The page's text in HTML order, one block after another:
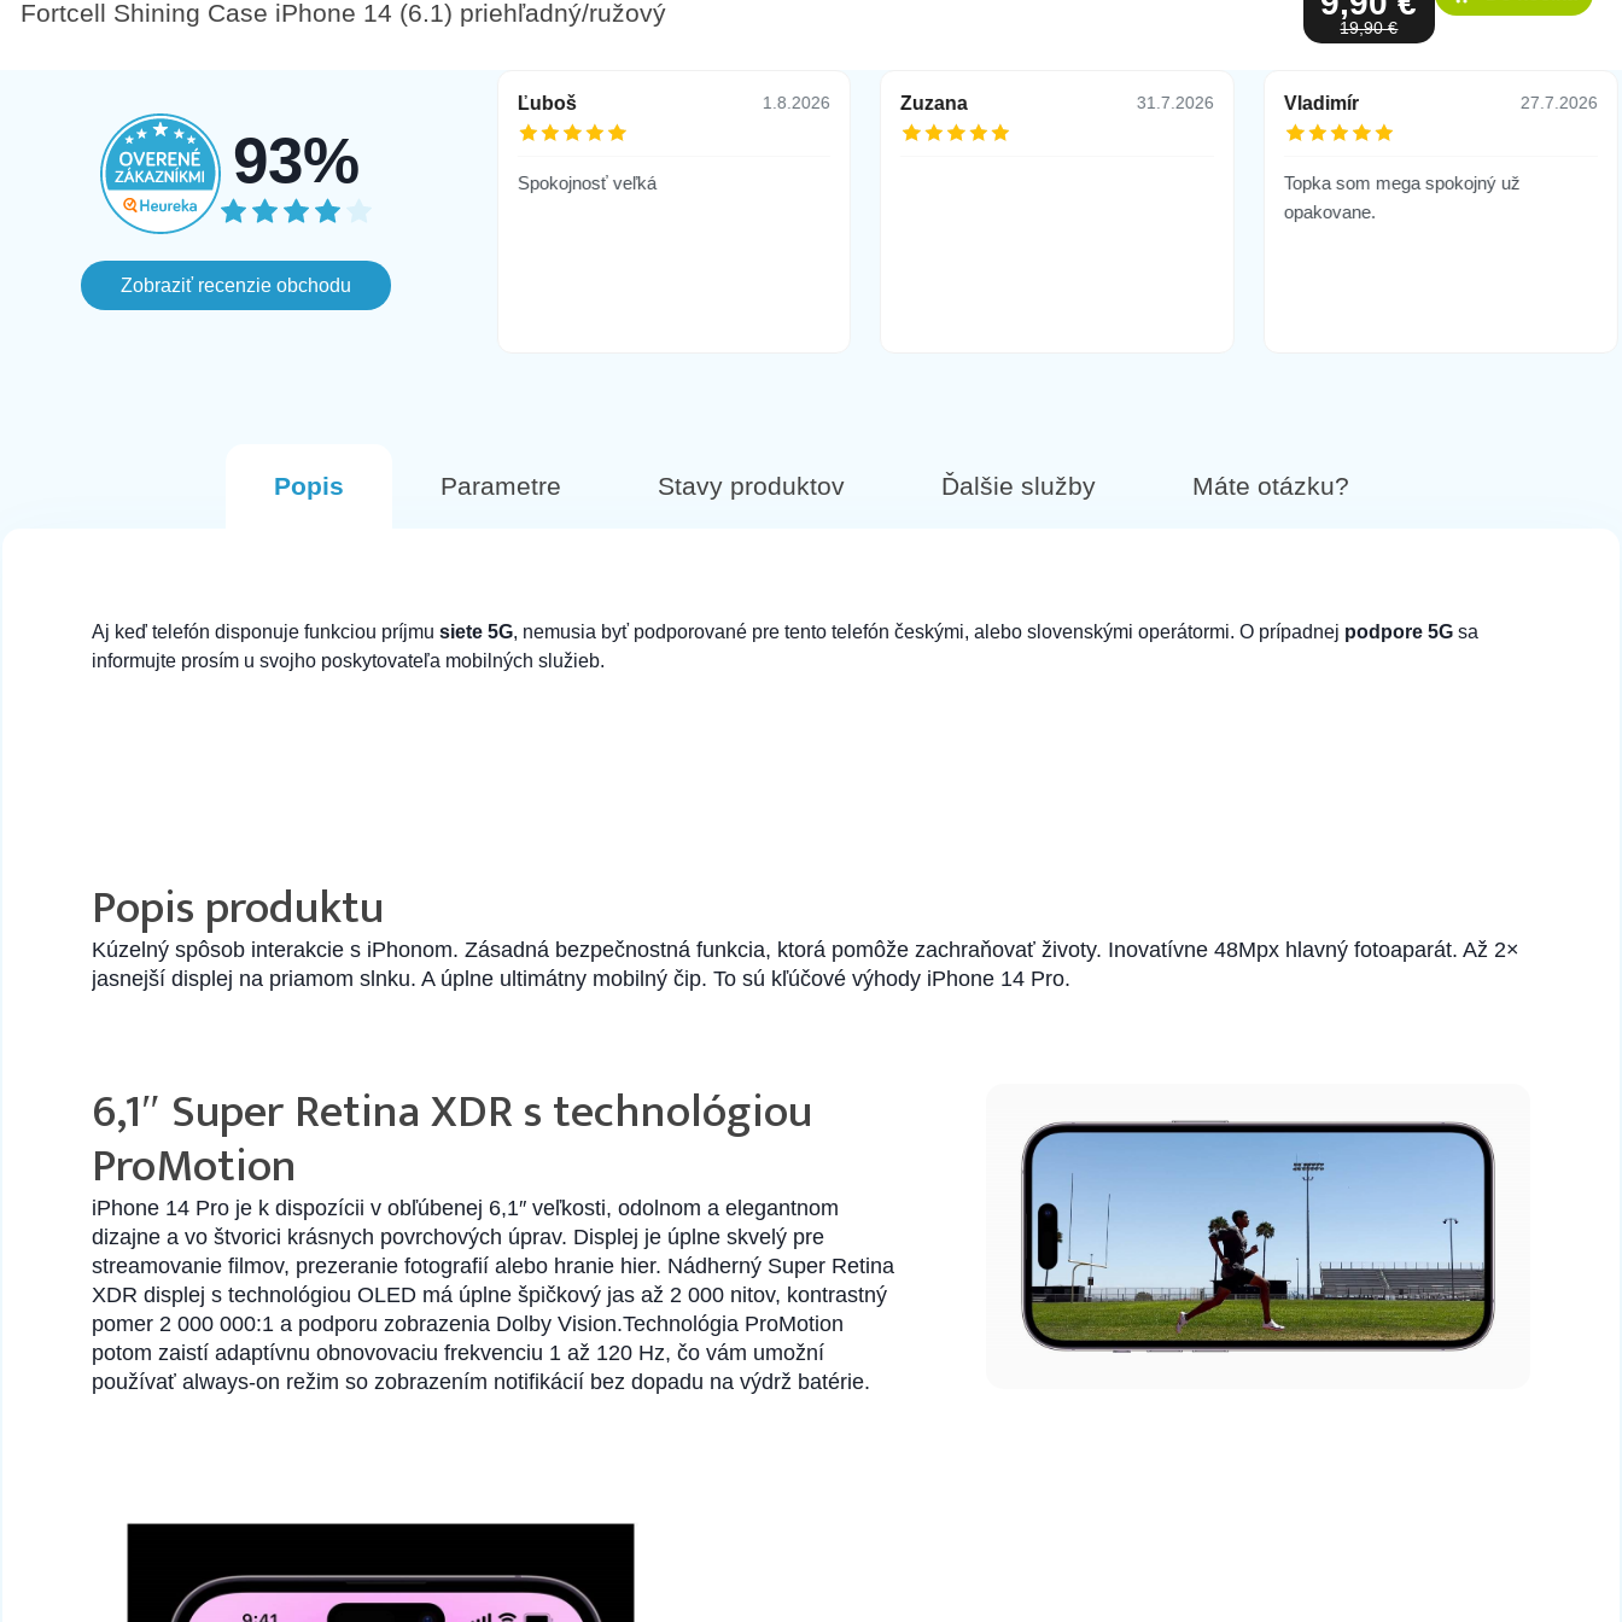
Fortcell Shining Case iPhone 14 (6.1) priehľadný/ružový
19,90 €
93%
Zobraziť recenzie obchodu
Ľuboš 1.8.2026
Spokojnosť veľká
Zuzana 31.7.2026 Vladimír 27.7.2026
Topka som mega spokojný už
opakovane.
Popis Parametre Stavy produktov Ďalšie služby Máte otázku?
Aj keď telefón disponuje funkciou príjmusiete 5G, nemusia byť podporované pre tento telefón českými, alebo slovenskými operátormi. O prípadnej podpore 5G sa
informujte prosím u svojho poskytovateľa mobilných služieb.
Popis produktu
Kúzelný spôsob interakcie s iPhonom. Zásadná bezpečnostná funkcia, ktorá pomôže zachraňovať životy. Inovatívne 48Mpx hlavný fotoaparát. Až 2×
jasnejší displej na priamom slnku. A úplne ultimátny mobilný čip. To sú kľúčové výhody iPhone 14 Pro.
6,1″ Super Retina XDR s technológiou
ProMotion
iPhone 14 Pro je k dispozícii v obľúbenej 6,1″ veľkosti, odolnom a elegantnom
dizajne a vo štvorici krásnych povrchových úprav. Displej je úplne skvelý pre
streamovanie filmov, prezeranie fotografií alebo hranie hier. Nádherný Super Retina
XDR displej s technológiou OLED má úplne špičkový jas až 2 000 nitov, kontrastný
pomer 2 000 000:1 a podporu zobrazenia Dolby Vision.Technológia ProMotion
potom zaistí adaptívnu obnovovaciu frekvenciu 1 až 120 Hz, čo vám umožní
používať always-on režim so zobrazením notifikácií bez dopadu na výdrž batérie.